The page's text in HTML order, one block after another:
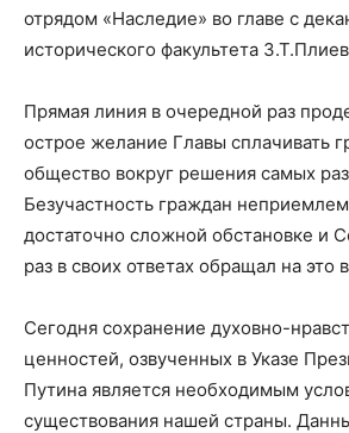
отрядом «Наследие» во главе с
исторического факультета
Прямая линия в очередной раз
острое желание Главы сплачивать
общество вокруг решения самых
Безучастность граждан
достаточно сложной обстановке и
раз в своих ответах обращал на это
Сегодня сохранение духовно-
ценностей, озвученных в Указе
Путина является необходимым
существования нашей страны.